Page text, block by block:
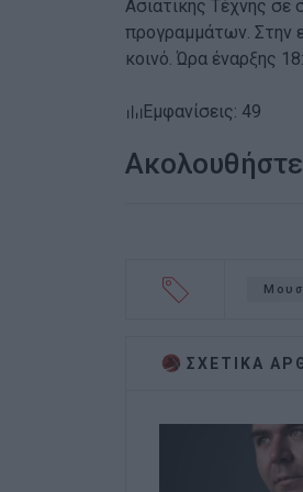
Ασιατικής Τέχνης σε
προγραμμάτων. Στην
κοινό. Ώρα έναρξης
Εμφανίσεις: 49
ΣΧΕΤΙΚA